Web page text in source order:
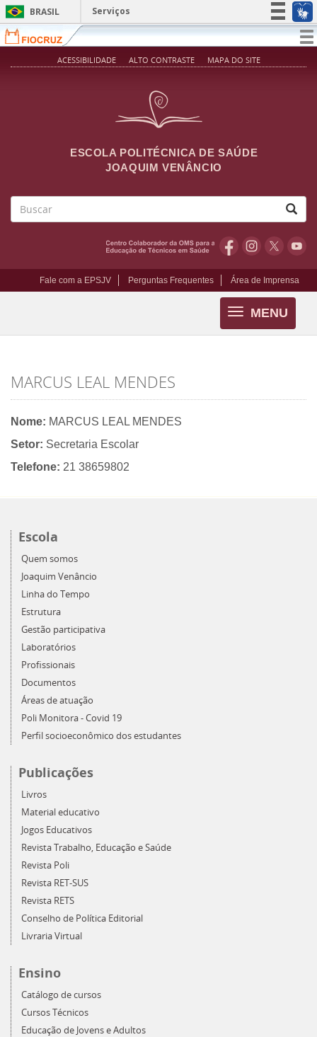
Pular para o conteúdo principal
BRASIL
Serviços
Simplifique!
Participe
ACESSIBILIDADE ALTO CONTRASTE MAPA DO SITE
ESCOLA POLITÉCNICA DE SAÚDE
JOAQUIM VENÂNCIO
Fale com a EPSJV Perguntas Frequentes Área de Imprensa
MENU
Toggle
navigation
MARCUS LEAL MENDES
Nome: MARCUS LEAL MENDES
Setor: Secretaria Escolar
Telefone: 21 38659802
Escola
Quem somos
Joaquim Venâncio
Linha do Tempo
Estrutura
Gestão participativa
Laboratórios
Profissionais
Documentos
Áreas de atuação
Poli Monitora - Covid 19
Perfil socioeconômico dos estudantes
Publicações
Livros
Material educativo
Jogos Educativos
Revista Trabalho, Educação e Saúde
Revista Poli
Revista RET-SUS
Revista RETS
Conselho de Política Editorial
Livraria Virtual
Ensino
Catálogo de cursos
Cursos Técnicos
Educação de Jovens e Adultos